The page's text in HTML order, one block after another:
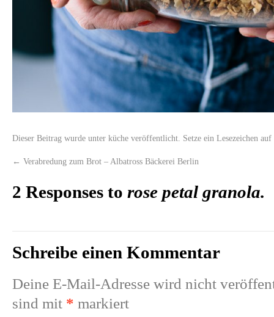
Dieser Beitrag wurde unter küche veröffentlicht. Setze ein Lesezeichen
← Verabredung zum Brot – Albatross Bäckerei Berlin
2 Responses to rose petal granola.
Schreibe einen Kommentar
Deine E-Mail-Adresse wird nicht
sind mit * markiert